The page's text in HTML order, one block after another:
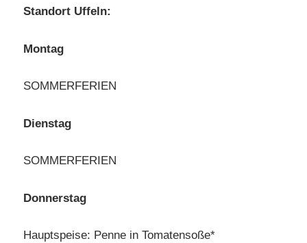
Standort Uffeln:
Montag
SOMMERFERIEN
Dienstag
SOMMERFERIEN
Donnerstag
Hauptspeise: Penne in Tomatensoße*